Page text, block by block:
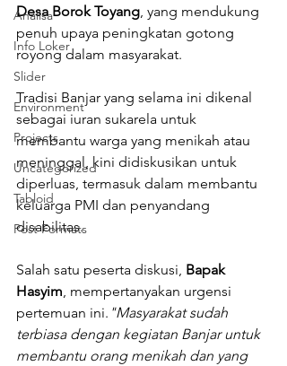
Analisa
Info Loker
Slider
Environment
Projects
Uncategorized
Tabloid
Post Formats
Desa Borok Toyang, yang mendukung
penuh upaya peningkatan gotong
royong dalam masyarakat.
Tradisi Banjar yang selama ini dikenal
sebagai iuran sukarela untuk
membantu warga yang menikah atau
meninggal, kini didiskusikan untuk
diperluas, termasuk dalam membantu
keluarga PMI dan penyandang
disabilitas.
Salah satu peserta diskusi, Bapak
Hasyim, mempertanyakan urgensi
pertemuan ini. "Masyarakat sudah
terbiasa dengan kegiatan Banjar untuk
membantu orang menikah dan yang